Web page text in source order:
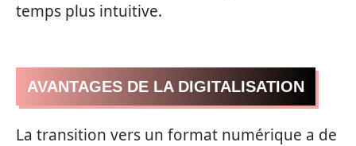
temps plus intuitive.
AVANTAGES DE LA DIGITALISATION
La transition vers un format numérique a de